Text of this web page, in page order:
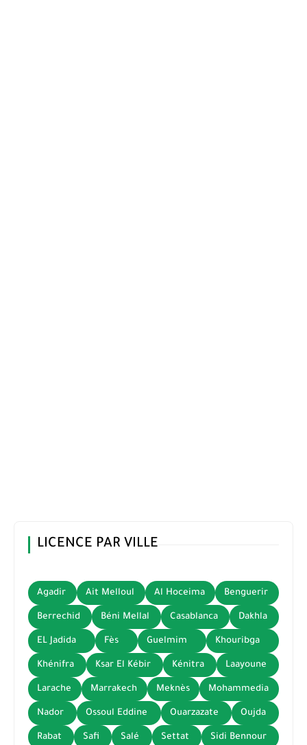
LICENCE PAR VILLE
Agadir Ait Melloul Al Hoceima Benguerir
Berrechid Béni Mellal Casablanca Dakhla
EL Jadida Fès Guelmim Khouribga
Khénifra Ksar El Kébir Kénitra Laayoune
Larache Marrakech Meknès Mohammedia
Nador Ossoul Eddine Ouarzazate Oujda
Rabat Safi Salé Settat Sidi Bennour